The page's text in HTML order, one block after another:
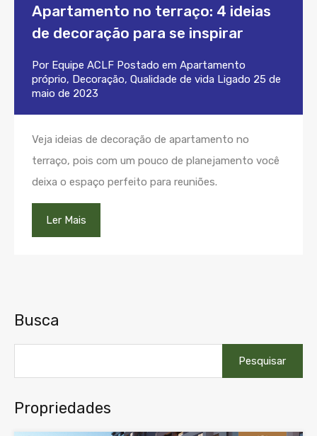
Apartamento no terraço: 4 ideias
de decoração para se inspirar
Por Equipe ACLF Postado em Apartamento
próprio, Decoração, Qualidade de vida Ligado 25 de
maio de 2023
Veja ideias de decoração de apartamento no
terraço, pois com um pouco de planejamento você
deixa o espaço perfeito para reuniões.
Ler Mais
Busca
por:
Propriedades